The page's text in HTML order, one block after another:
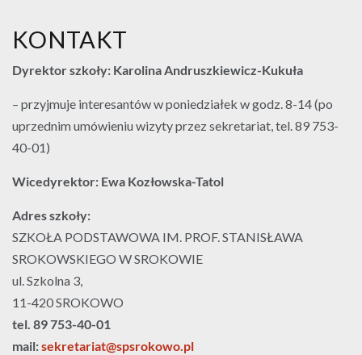
KONTAKT
Dyrektor szkoły: Karolina Andruszkiewicz-Kukuła
– przyjmuje interesantów w poniedziałek w godz. 8-14 (po
uprzednim umówieniu wizyty przez sekretariat, tel. 89 753-
40-01)
Wicedyrektor: Ewa Kozłowska-Tatol
Adres szkoły:
SZKOŁA PODSTAWOWA IM. PROF. STANISŁAWA
SROKOWSKIEGO W SROKOWIE
ul. Szkolna 3,
11-420 SROKOWO
tel. 89 753-40-01
mail:sekretariat@spsrokowo.pl